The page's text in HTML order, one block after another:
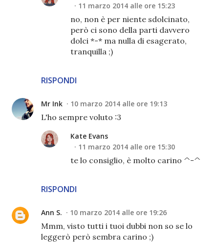
RISPONDI
11 marzo 2014 alle ore 15:23
no, non è per niente sdolcinato,
però ci sono della parti davvero
dolci *-* ma nulla di esagerato,
tranquilla ;)
Mr Ink 10 marzo 2014 alle ore 19:13
L'ho sempre voluto :3
RISPONDI
Kate Evans
11 marzo 2014 alle ore 15:30
te lo consiglio, è molto carino ^-^
Ann S. 10 marzo 2014 alle ore 19:26
Mmm, visto tutti i tuoi dubbi non so se lo
leggerò però sembra carino ;)